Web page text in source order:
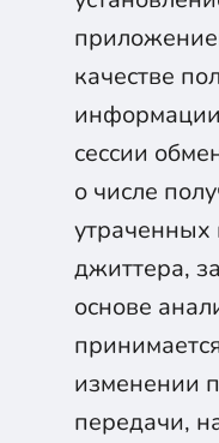
качестве
сессии
о числе
утраченных
джиттера,
основе
изменении
передачи,